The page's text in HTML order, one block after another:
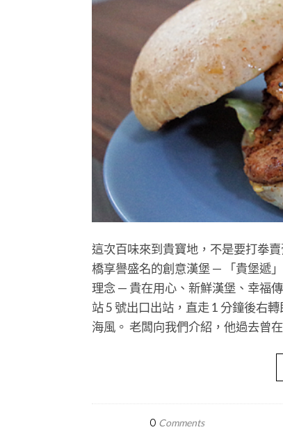
這次百味來到貴寶地，不是要打拳
橋享譽盛名的創意漢堡 — 「貴堡遞
理念 — 貴在用心、新鮮漢堡、幸福
站 5 號出口出站，直走 1 分鐘後右
海風。 老闆向我們介紹，他過去曾
0 Comments